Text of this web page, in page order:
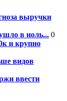
выручки
в ноль... 0
и крупно
видов
ввести